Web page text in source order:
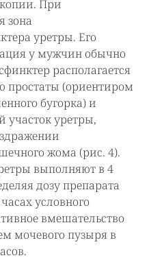
При
зона
уретры. Его
у мужчин обычно
располагается
простаты (ориентиром
бугорка) и
участок уретры,
жома (рис. 4).
выполняют в 4
дозу препарата
условного
вмешательство
мочевого пузыря в